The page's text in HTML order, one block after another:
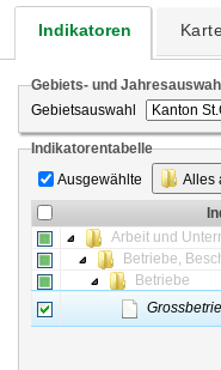
Indikatoren
Gebiets- und Jahresauswahl
Gebietsauswahl
Indikatorentabelle
Ausgewählte
Alles
Arbeit und
Betriebe,
Betriebe